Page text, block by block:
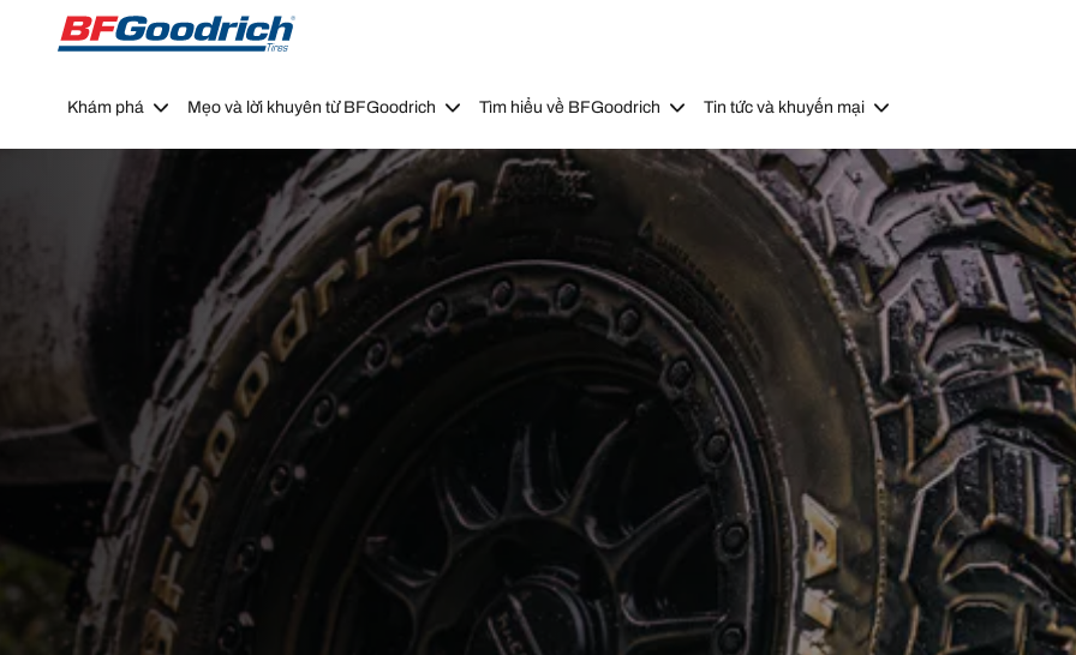
Go to page content
Go to page navigation
Khám phá Mẹo và lời khuyên từ BFGoodrich Tìm hiểu về BFGoodrich Tin tức và khuyến mại